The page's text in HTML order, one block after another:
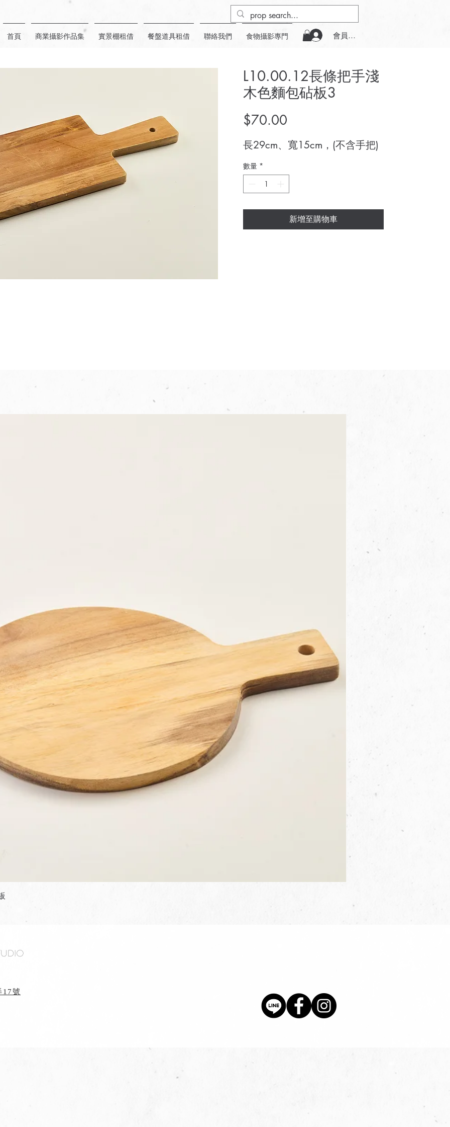
首頁 商業攝影作品集 實景棚租借 餐盤道具租借 聯絡我們 食物攝影專門 會員登入
L10.00.12長條把手淺
木色麵包砧板3
$70.00
格
長29cm、寬15cm，(不含手把)
數量 *
新增至購物車
價格
$80.00
17號